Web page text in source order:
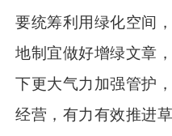
要统筹利用绿化空间
地制宜做好增绿文章
下更大气力加强管护
经营，有力有效推进